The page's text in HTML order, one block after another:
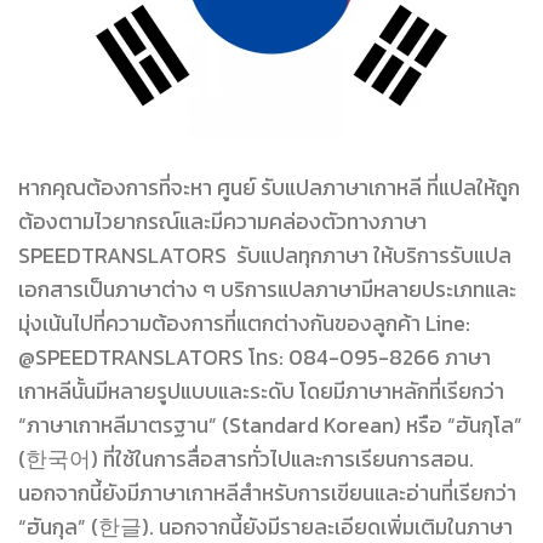
หากคุณต้องการที่จะหา ศูนย์ รับแปลภาษาเกาหลี ที่แปลให้ถูก
ต้องตามไวยากรณ์และมีความคล่องตัวทางภาษา
SPEEDTRANSLATORS รับแปลทุกภาษา ให้บริการรับแปล
เอกสารเป็นภาษาต่าง ๆ บริการแปลภาษามีหลายประเภทและ
มุ่งเน้นไปที่ความต้องการที่แตกต่างกันของลูกค้า Line:
@SPEEDTRANSLATORS โทร: 084-095-8266 ภาษา
เกาหลีนั้นมีหลายรูปแบบและระดับ โดยมีภาษาหลักที่เรียกว่า
“ภาษาเกาหลีมาตรฐาน” (Standard Korean) หรือ “ฮันกุโล”
(한국어) ที่ใช้ในการสื่อสารทั่วไปและการเรียนการสอน.
นอกจากนี้ยังมีภาษาเกาหลีสำหรับการเขียนและอ่านที่เรียกว่า
“ฮันกุล” (한글). นอกจากนี้ยังมีรายละเอียดเพิ่มเติมในภาษา